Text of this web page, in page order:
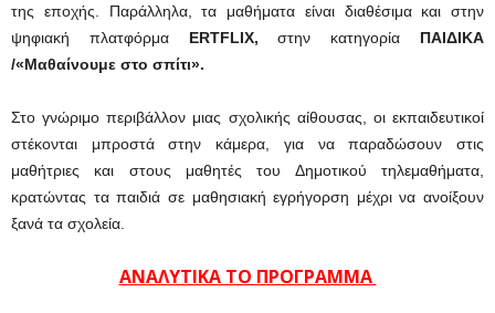
της εποχής. Παράλληλα, τα μαθήματα είναι διαθέσιμα και στην
ψηφιακή πλατφόρμα ERTFLIX,στην κατηγορία ΠΑΙΔΙΚΑ
/«Μαθαίνουμε στο σπίτι».
Στο γνώριμο περιβάλλον μιας σχολικής αίθουσας, οι εκπαιδευτικοί
στέκονται μπροστά στην κάμερα, για να παραδώσουν στις
μαθήτριες και στους μαθητές του Δημοτικού τηλεμαθήματα,
κρατώντας τα παιδιά σε μαθησιακή εγρήγορση μέχρι να ανοίξουν
ξανά τα σχολεία.
ΑΝΑΛΥΤΙΚΑ ΤΟ ΠΡΟΓΡΑΜΜΑ